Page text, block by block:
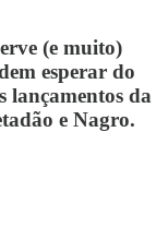
(e muito)
esperar do
lançamentos da
e Nagro.